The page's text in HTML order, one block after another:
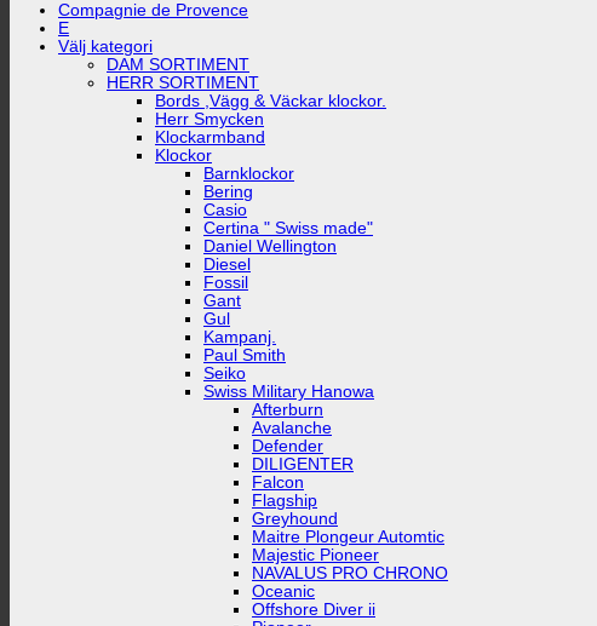
Compagnie de Provence
E
Välj kategori
DAM SORTIMENT
HERR SORTIMENT
Bords ,Vägg & Väckar klockor.
Herr Smycken
Klockarmband
Klockor
Barnklockor
Bering
Casio
Certina " Swiss made"
Daniel Wellington
Diesel
Fossil
Gant
Gul
Kampanj.
Paul Smith
Seiko
Swiss Military Hanowa
Afterburn
Avalanche
Defender
DILIGENTER
Falcon
Flagship
Greyhound
Maitre Plongeur Automtic
Majestic Pioneer
NAVALUS PRO CHRONO
Oceanic
Offshore Diver ii